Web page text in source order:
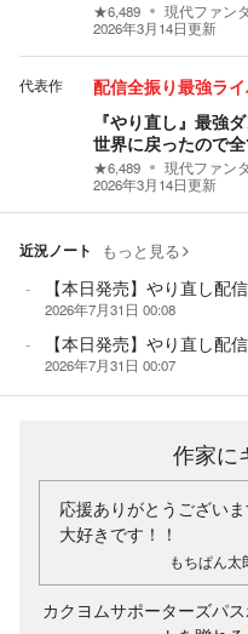
★6,489 現代ファン
2026年3月14日更新
代表作 配信全振り最強ラ
『やり直し』最強
世界に戻ったので
★6,489 現代ファン
2026年3月14日更新
近況ノート もっと見る
【本日発売】やり直し
2026年7月31日 00:08
【本日発売】やり直し
2026年7月31日 00:07
作家に
応援ありがとうございま
大好きです！！
もちぱん太
カクヨムサポーターズパ